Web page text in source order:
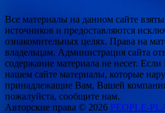
Все материалы на данном сайте
источников и предоставляются
ознакомительных целях. Права на
владельцам. Администрация сайта
содержание материала не несет.
нашем сайте материалы, которые
принадлежащие Вам, Вашей
пожалуйста, сообщите нам.
Авторские права © 2026 PEOPLE-